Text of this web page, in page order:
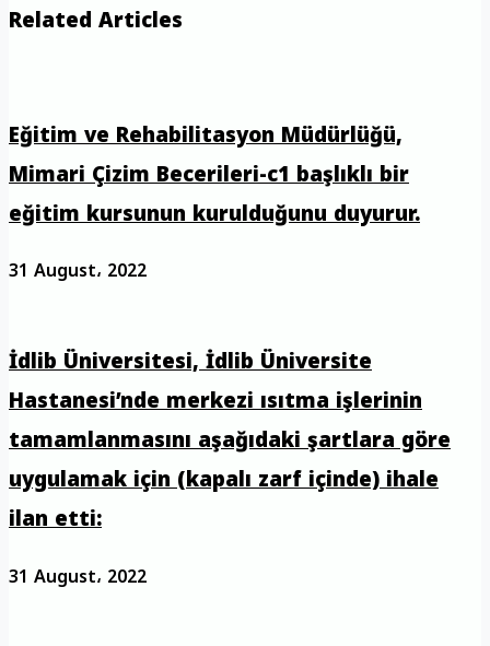
Related Articles
Eğitim ve Rehabilitasyon Müdürlüğü,
Mimari Çizim Becerileri-c1 başlıklı bir
eğitim kursunun kurulduğunu duyurur.
31 August، 2022
İdlib Üniversitesi, İdlib Üniversite
Hastanesi’nde merkezi ısıtma işlerinin
tamamlanmasını aşağıdaki şartlara göre
uygulamak için (kapalı zarf içinde) ihale
ilan etti:
31 August، 2022